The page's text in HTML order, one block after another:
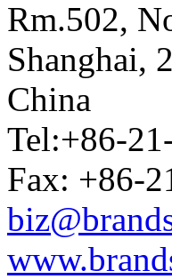
Rm.502,
Shanghai,
China
Tel:+86-
Fax: +86-